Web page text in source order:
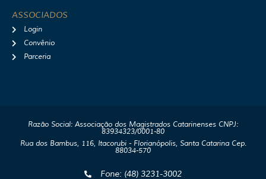
ASSOCIADOS
Login
Convênio
Parceria
Razão Social: Associação dos Magistrados Catarinenses CNPJ:
83934323/0001-80
Rua dos Bambus, 116, Itacorubi - Florianópolis, Santa Catarina Cep.
88034-570
Fone: (48) 3231-3002